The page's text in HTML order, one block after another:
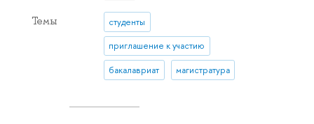
Темы студенты
приглашение к участию
бакалавриат магистратура